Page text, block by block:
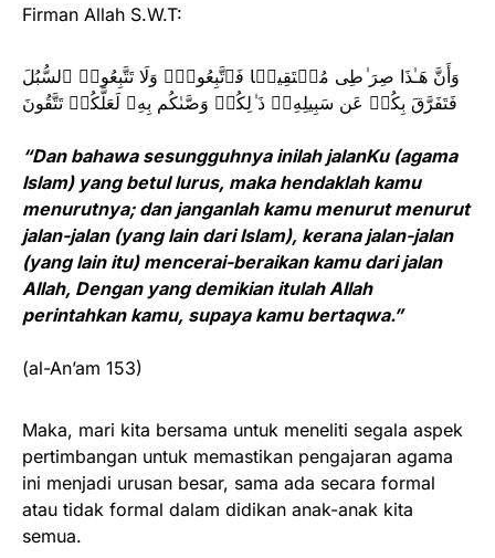
Firman Allah S.W.T:
وَأَنَّ هَـٰذَا صِرَ ٰ⁠طِی مُسۡتَقِیمࣰا فَٱتَّبِعُوهُۖ وَلَا تَتَّبِعُوا۟ ٱلسُّبُلَ
فَتَفَرَّقَ بِكُمۡ عَن سَبِیلِهِۦۚ ذَ ٰ⁠لِكُمۡ وَصَّىٰكُم بِهِۦ لَعَلَّكُمۡ تَتَّقُونَ
“Dan bahawa sesungguhnya inilah jalanKu (agama
Islam) yang betul lurus, maka hendaklah kamu
menurutnya; dan janganlah kamu menurut menurut
jalan-jalan (yang lain dari Islam), kerana jalan-jalan
(yang lain itu) mencerai-beraikan kamu dari jalan
Allah, Dengan yang demikian itulah Allah
perintahkan kamu, supaya kamu bertaqwa.”
(al-An’am 153)
Maka, mari kita bersama untuk meneliti segala aspek
pertimbangan untuk memastikan pengajaran agama
ini menjadi urusan besar, sama ada secara formal
atau tidak formal dalam didikan anak-anak kita
semua.